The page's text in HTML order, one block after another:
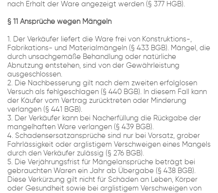
nach Erhalt der Ware angezeigt werden (§ 377 HGB).
§ 11 Ansprüche wegen Mängeln
1. Der Verkäufer liefert die Ware frei von Konstruktions-,
Fabrikations- und Materialmängeln (§ 433 BGB). Mängel, die
durch unsachgemäße Behandlung oder natürliche
Abnutzung entstehen, sind von der Gewährleistung
ausgeschlossen.
2. Die Nachbesserung gilt nach dem zweiten erfolglosen
Versuch als fehlgeschlagen (§ 440 BGB). In diesem Fall kann
der Käufer vom Vertrag zurücktreten oder Minderung
verlangen (§ 441 BGB).
3. Der Verkäufer kann bei Nacherfüllung die Rückgabe der
mangelhaften Ware verlangen (§ 439 BGB).
4. Schadensersatzansprüche sind nur bei Vorsatz, grober
Fahrlässigkeit oder arglistigem Verschweigen eines Mangels
durch den Verkäufer zulässig (§ 276 BGB).
5. Die Verjährungsfrist für Mängelansprüche beträgt bei
gebrauchten Waren ein Jahr ab Übergabe (§ 438 BGB).
Diese Verkürzung gilt nicht für Schäden an Leben, Körper
oder Gesundheit sowie bei arglistigem Verschweigen von